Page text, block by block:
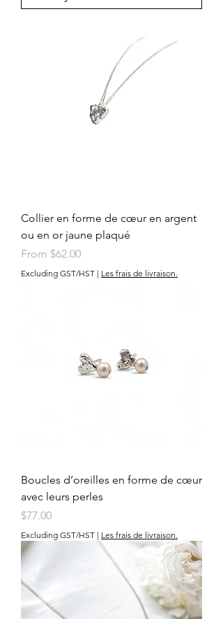
Collier en forme de cœur en argent
ou en or jaune plaqué
From $62.00
Sale Price
Excluding GST/HST | Les frais de livraison.
Boucles d’oreilles en forme de cœur
avec leurs perles
Price
$77.00
Excluding GST/HST | Les frais de livraison.